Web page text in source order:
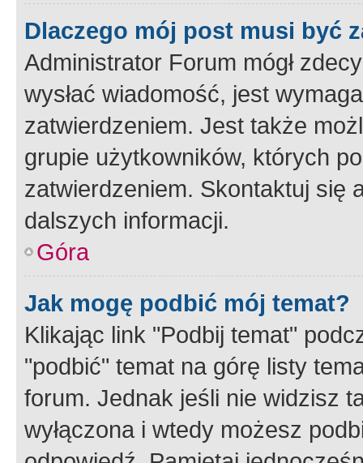
Dlaczego mój post musi być
Administrator Forum mógł
wysłać wiadomość, jest
zatwierdzeniem. Jest także
grupie użytkowników, których
zatwierdzeniem. Skontaktuj się
dalszych informacji.
Góra
Jak mogę podbić mój temat?
Klikając link "Podbij temat"
"podbić" temat na górę listy
forum. Jednak jeśli nie widzisz
wyłączona i wtedy możesz